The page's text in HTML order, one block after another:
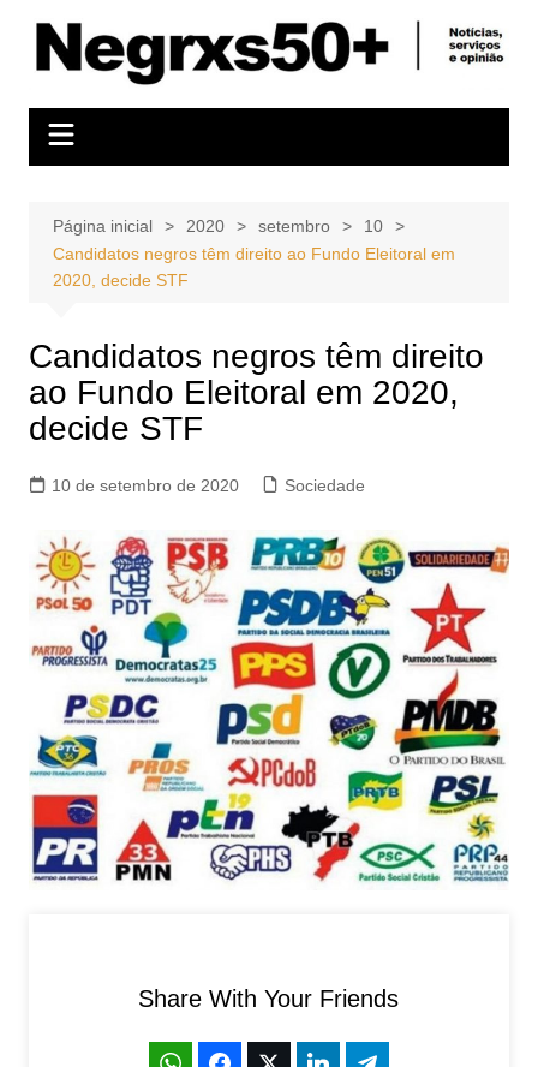
conteúdo
Página inicial 2020 setembro
10
Candidatos negros têm direito ao Fundo Eleitoral em
2020, decide STF
Candidatos negros têm direito
ao Fundo Eleitoral em 2020,
decide STF
10 de setembro de 2020 Sociedade
Share With Your Friends